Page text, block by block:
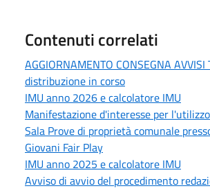
Contenuti correlati
AGGIORNAMENTO CONSEGNA
distribuzione in corso
IMU anno 2026 e calcolatore IMU
Manifestazione d'interesse per
Sala Prove di proprietà comunale
Giovani Fair Play
IMU anno 2025 e calcolatore IMU
Avviso di avvio del procedimento